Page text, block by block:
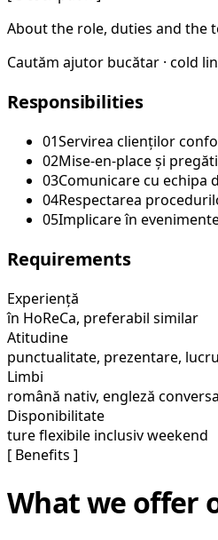
About the role, duties and the
Cautăm ajutor bucătar · cold
Responsibilities
01Servirea clienților
02Mise-en-place și
03Comunicare cu echipa
04Respectarea
05Implicare în
Requirements
Experiență
în HoReCa, preferabil similar
Atitudine
punctualitate, prezentare,
Limbi
română nativ, engleză
Disponibilitate
ture flexibile inclusiv weekend
[ Benefits ]
What we offer